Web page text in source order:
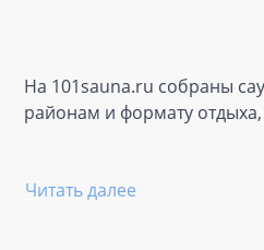
На 101sauna.ru собраны
районам и формату
Читать далее